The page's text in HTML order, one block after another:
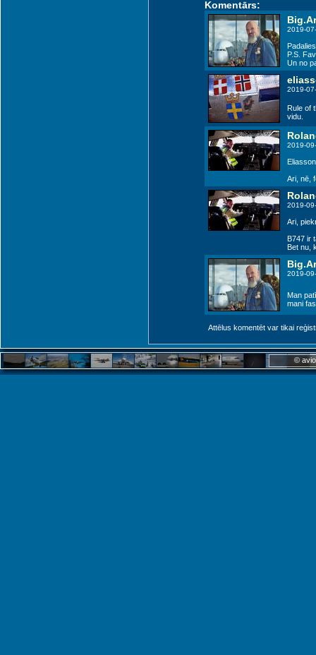
Komentārs:
2019-
P.S.
Un no
2019-
Rule of
vidu.
2019-
Ari, nē,
2019-
Ari,
B747 ir
Bet nu,
2019-
Man
mani
Attēlus komentēt var tikai
©